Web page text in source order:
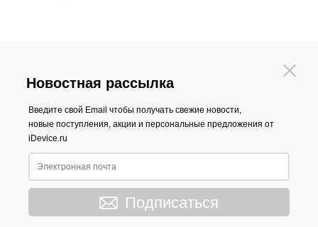
Новостная рассылка
Введите свой Email чтобы получать свежие новости,
новые поступления, акции и персональные предложения от
iDevice.ru
Подписаться